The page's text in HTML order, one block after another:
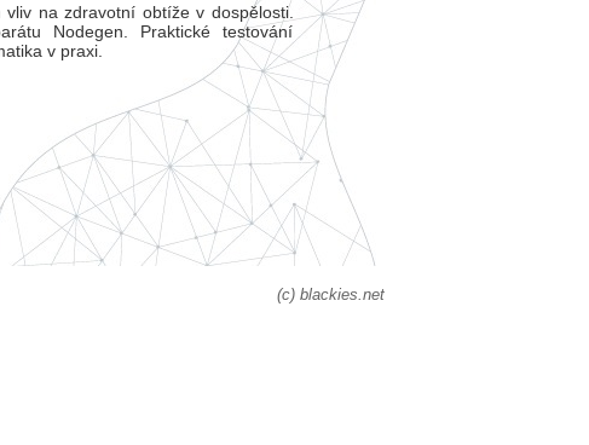
na zdravotní obtíže v dospělosti.
Nodegen. Praktické testování
v praxi.
(c) blackies.net